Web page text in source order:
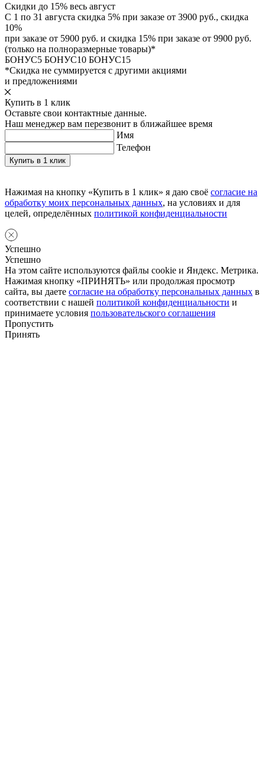
Скидки до 15% весь август
С 1 по 31 августа скидка 5% при заказе от 3900 руб., скидка
10%
при заказе от 5900 руб. и скидка 15% при заказе от 9900 руб.
(только на полноразмерные товары)*
БОНУС5 БОНУС10 БОНУС15
*Скидка не суммируется с другими акциями
и предложениями
Купить в 1 клик
Оставьте свои контактные данные.
Наш менеджер вам перезвонит в ближайшее время
Имя
Телефон
Нажимая на кнопку «Купить в 1 клик» я даю своё согласие на
обработку моих персональных данных, на условиях и для
целей, определённых политикой конфиденциальности
Успешно
Успешно
На этом сайте используются файлы cookie и Яндекс. Метрика.
Нажимая кнопку «ПРИНЯТЬ» или продолжая просмотр
сайта, вы даете согласие на обработку персональных данных в
соответствии с нашей политикой конфиденциальности и
принимаете условия пользовательского соглашения
Пропустить
Принять